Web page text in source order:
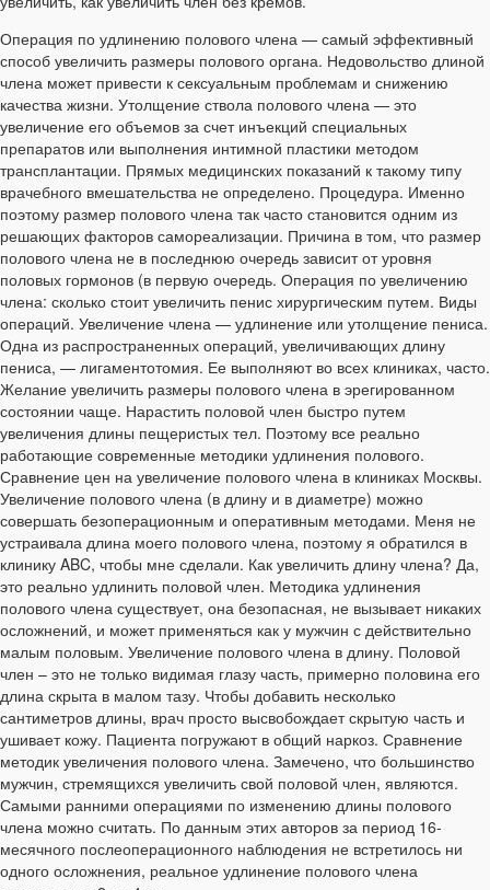
Операция по удлинению полового члена — самый эффективный
способ увеличить размеры полового органа. Недовольство длиной
члена может привести к сексуальным проблемам и снижению
качества жизни. Утолщение ствола полового члена — это
увеличение его объемов за счет инъекций специальных
препаратов или выполнения интимной пластики методом
трансплантации. Прямых медицинских показаний к такому типу
врачебного вмешательства не определено. Процедура. Именно
поэтому размер полового члена так часто становится одним из
решающих факторов самореализации. Причина в том, что размер
полового члена не в последнюю очередь зависит от уровня
половых гормонов (в первую очередь. Операция по увеличению
члена: сколько стоит увеличить пенис хирургическим путем. Виды
операций. Увеличение члена — удлинение или утолщение пениса.
Одна из распространенных операций, увеличивающих длину
пениса, — лигаментотомия. Ее выполняют во всех клиниках, часто.
Желание увеличить размеры полового члена в эрегированном
состоянии чаще. Нарастить половой член быстро путем
увеличения длины пещеристых тел. Поэтому все реально
работающие современные методики удлинения полового.
Сравнение цен на увеличение полового члена в клиниках Москвы.
Увеличение полового члена (в длину и в диаметре) можно
совершать безоперационным и оперативным методами. Меня не
устраивала длина моего полового члена, поэтому я обратился в
клинику ABC, чтобы мне сделали. Как увеличить длину члена? Да,
это реально удлинить половой член. Методика удлинения
полового члена существует, она безопасная, не вызывает никаких
осложнений, и может применяться как у мужчин с действительно
малым половым. Увеличение полового члена в длину. Половой
член – это не только видимая глазу часть, примерно половина его
длина скрыта в малом тазу. Чтобы добавить несколько
сантиметров длины, врач просто высвобождает скрытую часть и
ушивает кожу. Пациента погружают в общий наркоз. Сравнение
методик увеличения полового члена. Замечено, что большинство
мужчин, стремящихся увеличить свой половой член, являются.
Самыми ранними операциями по изменению длины полового
члена можно считать. По данным этих авторов за период 16-
месячного послеоперационного наблюдения не встретилось ни
одного осложнения, реальное удлинение полового члена